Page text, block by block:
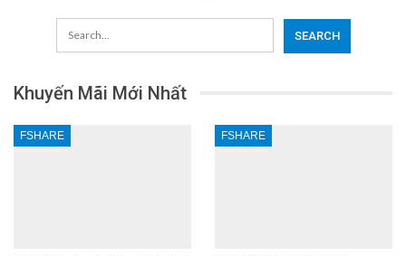
Khuyến Mãi Mới Nhất
FSHARE FSHARE